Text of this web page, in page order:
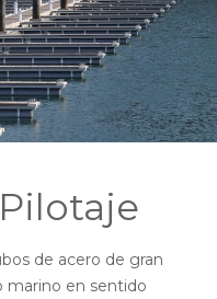
de acero de gran
marino en sentido